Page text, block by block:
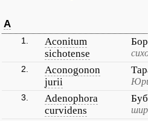
A
1.
Aconitum
sichotense
2.
Aconogonon
jurii
3.
Adenophora
curvidens